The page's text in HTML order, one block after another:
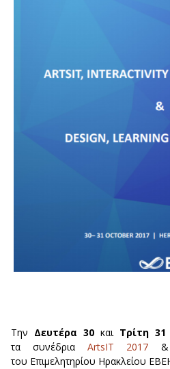
Την Δευτέρα 30 καιΤρίτη 31
τα συνέδριαArtsIT 2017
του Επιμελητηρίου Ηρακλείου